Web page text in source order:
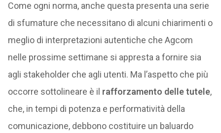
Come ogni norma, anche questa presenta una serie
di sfumature che necessitano di alcuni chiarimenti o
meglio di interpretazioni autentiche che Agcom
nelle prossime settimane si appresta a fornire sia
agli stakeholder che agli utenti. Ma l’aspetto che più
occorre sottolineare è il rafforzamento delle tutele,
che, in tempi di potenza e performatività della
comunicazione, debbono costituire un baluardo